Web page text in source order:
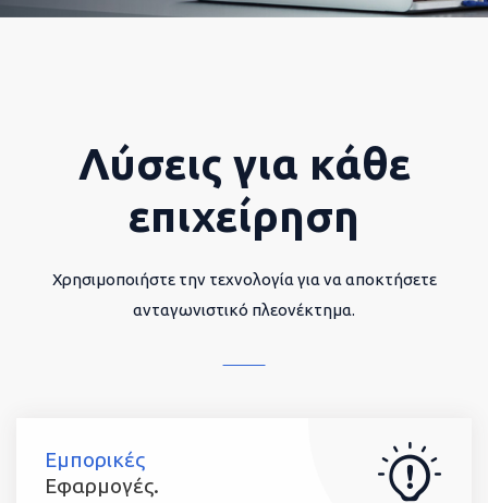
Λύσεις για κάθε
επιχείρηση
Χρησιμοποιήστε την τεχνολογία για να αποκτήσετε
ανταγωνιστικό πλεονέκτημα.
Εμπορικές
Εφαρμογές.